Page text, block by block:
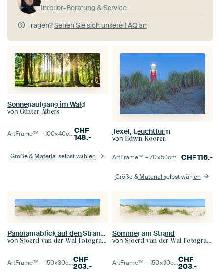
Interior-Beratung & Service
Fragen?Sehen Sie sich unsere FAQ an
Sonnenaufgang im Wald
von Günter Albers
ArtFrame™ –100×40cm CHF
148.-
Größe & Material selbst wählen
Texel, Leuchtturm
von Edwin Kooren
ArtFrame™ –70×50cm CHF116.-
Größe & Material selbst wählen
Panoramablick auf den Strand im Sommer an der Nordsee
von Sjoerd van der Wal Fotografie
ArtFrame™ –150×30cm CHF
203.-
Sommer am Strand
von Sjoerd van der Wal Fotografie
ArtFrame™ –150×30cm CHF
203.-